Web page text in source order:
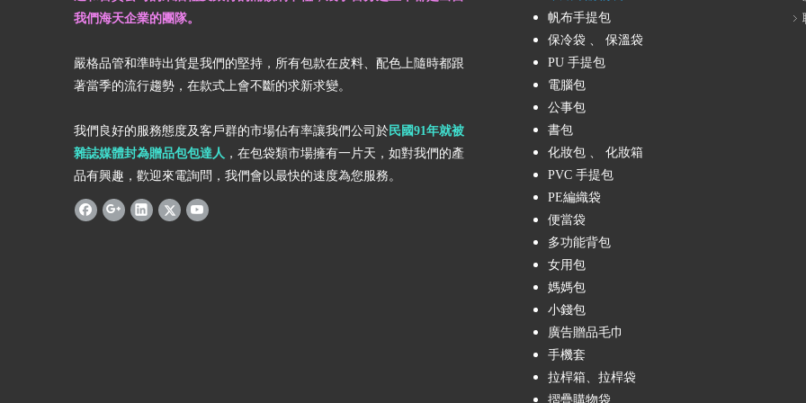
我們海天企業的團隊。
嚴格品管和準時出貨是我們的堅持，所有包款在皮料、配色上隨時都跟
著當季的流行趨勢，在款式上會不斷的求新求變。
我們良好的服務態度及客戶群的市場佔有率讓我們公司於民國91年就被
雜誌媒體封為贈品包包達人 ，在包袋類市場擁有一片天，如對我們的產
品有興趣，歡迎來電詢問，我們會以最快的速度為您服務。
帆布手提包
保冷袋 、 保溫袋
PU 手提包
電腦包
公事包
書包
化妝包 、 化妝箱
PVC 手提包
PE編織袋
便當袋
多功能背包
女用包
媽媽包
小錢包
廣告贈品毛巾
手機套
拉桿箱、拉桿袋
摺疊購物袋